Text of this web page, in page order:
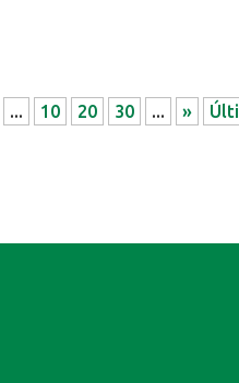
... 10 20 30 ... »